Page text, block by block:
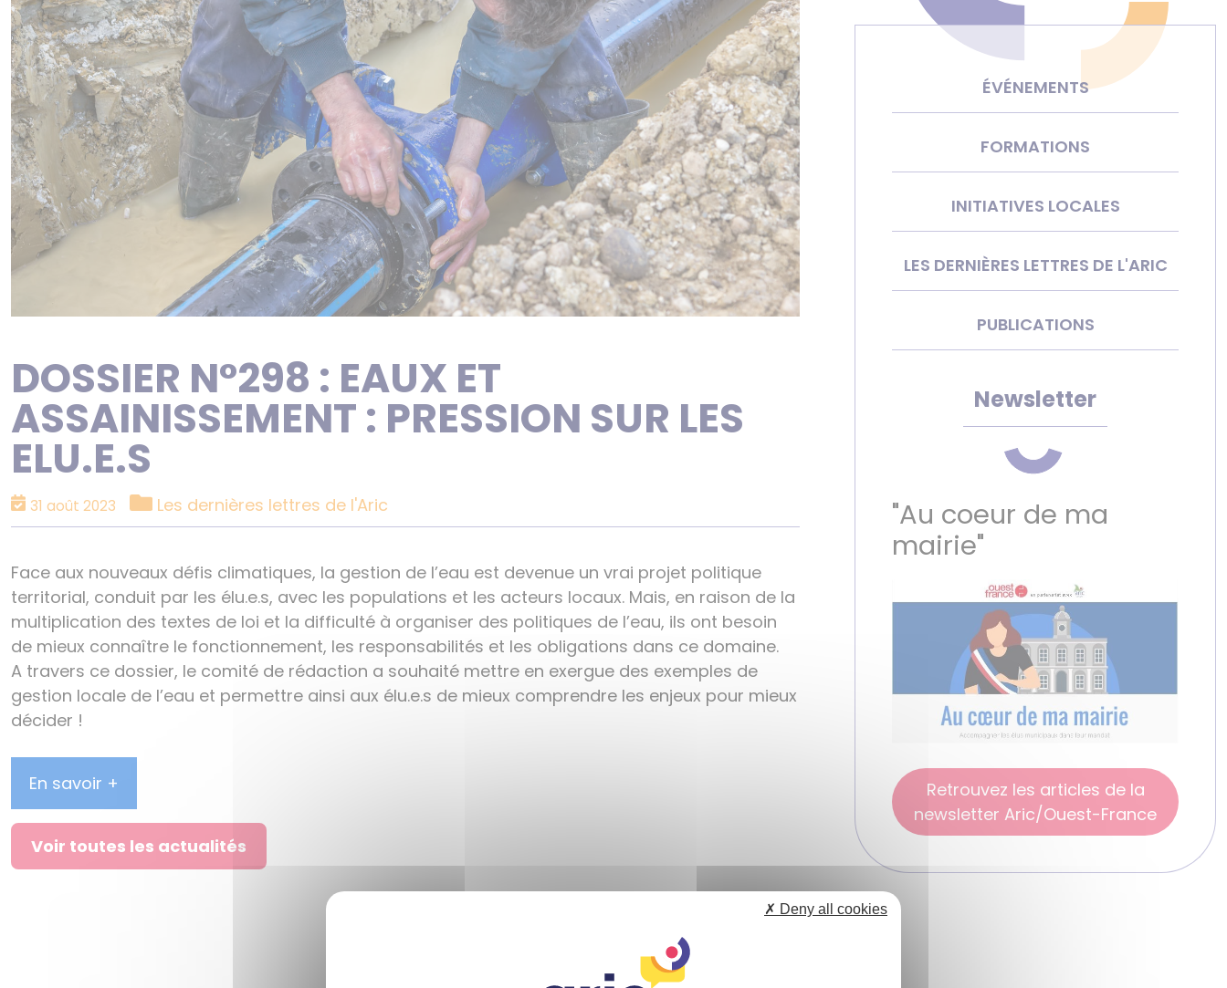
DOSSIER N°298 : EAUX ET
ASSAINISSEMENT : PRESSION SUR LES
ELU.E.S
31 août 2023 Catégories
Les dernières lettres de l'Aric
Face aux nouveaux défis climatiques, la gestion de l’eau est devenue un vrai projet politique
territorial, conduit par les élu.e.s, avec les populations et les acteurs locaux. Mais, en raison de la
multiplication des textes de loi et la difficulté à organiser des politiques de l’eau, ils ont besoin
de mieux connaître le fonctionnement, les responsabilités et les obligations dans ce domaine.
A travers ce dossier, le comité de rédaction a souhaité mettre en exergue des exemples de
gestion locale de l’eau et permettre ainsi aux élu.e.s de mieux comprendre les enjeux pour mieux
décider !
En savoir +
Voir toutes les actualités
ÉVÉNEMENTS
FORMATIONS
INITIATIVES LOCALES
LES DERNIÈRES LETTRES DE L'ARIC
PUBLICATIONS
Newsletter
"Au coeur de ma
mairie"
Retrouvez les articles de la
newsletter Aric/Ouest-France
✗ Deny all cookies